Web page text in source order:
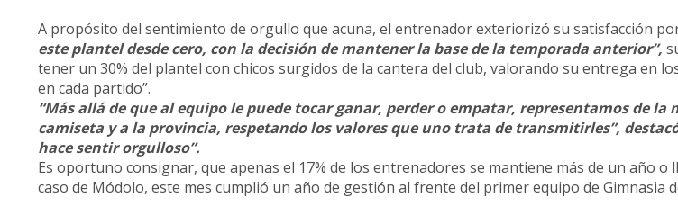
A propósito del sentimiento de orgullo que acuna, el entrenador exteriorizó su satisfacción
este plantel desde cero, con la decisión de mantener la base de la temporada anterior”,
tener un 30% del plantel con chicos surgidos de la cantera del club, valorando su entrega en
en cada partido”.
“Más allá de que al equipo le puede tocar ganar, perder o empatar, representamos de la
camiseta y a la provincia, respetando los valores que uno trata de transmitirles”,
hace sentir orgulloso”.
Es oportuno consignar, que apenas el 17% de los entrenadores se mantiene más de un año o
caso de Módolo, este mes cumplió un año de gestión al frente del primer equipo de Gimnasia